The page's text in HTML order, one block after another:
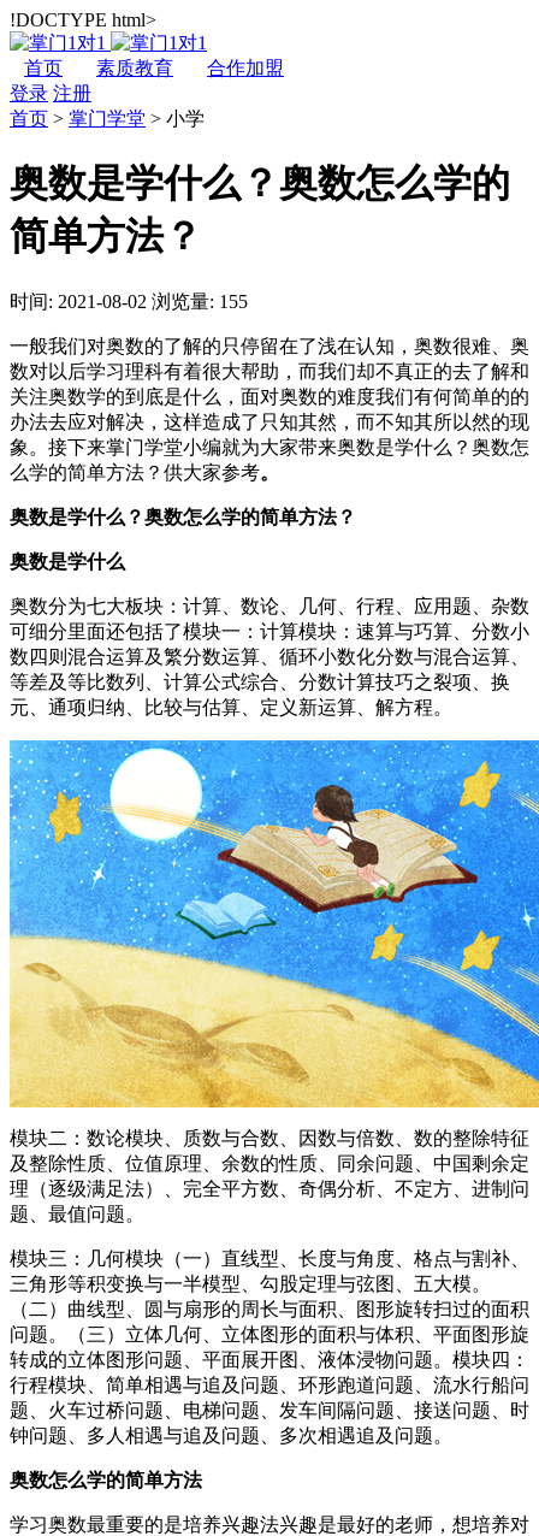
!DOCTYPE html>
首页 素质教育
合作加盟
登录 注册
首页 > 掌门学堂 > 小学
奥数是学什么？奥数怎么学的
简单方法？
时间: 2021-08-02 浏览量: 155
一般我们对奥数的了解的只停留在了浅在认知，奥数很难、奥
数对以后学习理科有着很大帮助，而我们却不真正的去了解和
关注奥数学的到底是什么，面对奥数的难度我们有何简单的的
办法去应对解决，这样造成了只知其然，而不知其所以然的现
象。接下来掌门学堂小编就为大家带来奥数是学什么？奥数怎
么学的简单方法？供大家参考。
奥数是学什么？奥数怎么学的简单方法？
奥数是学什么
奥数分为七大板块：计算、数论、几何、行程、应用题、杂数
可细分里面还包括了模块一：计算模块：速算与巧算、分数小
数四则混合运算及繁分数运算、循环小数化分数与混合运算、
等差及等比数列、计算公式综合、分数计算技巧之裂项、换
元、通项归纳、比较与估算、定义新运算、解方程。
模块二：数论模块、质数与合数、因数与倍数、数的整除特征
及整除性质、位值原理、余数的性质、同余问题、中国剩余定
理（逐级满足法）、完全平方数、奇偶分析、不定方、进制问
题、最值问题。
模块三：几何模块（一）直线型、长度与角度、格点与割补、
三角形等积变换与一半模型、勾股定理与弦图、五大模。
（二）曲线型、圆与扇形的周长与面积、图形旋转扫过的面积
问题。（三）立体几何、立体图形的面积与体积、平面图形旋
转成的立体图形问题、平面展开图、液体浸物问题。模块四：
行程模块、简单相遇与追及问题、环形跑道问题、流水行船问
题、火车过桥问题、电梯问题、发车间隔问题、接送问题、时
钟问题、多人相遇与追及问题、多次相遇追及问题。
奥数怎么学的简单方法
学习奥数最重要的是培养兴趣法兴趣是最好的老师，想培养对